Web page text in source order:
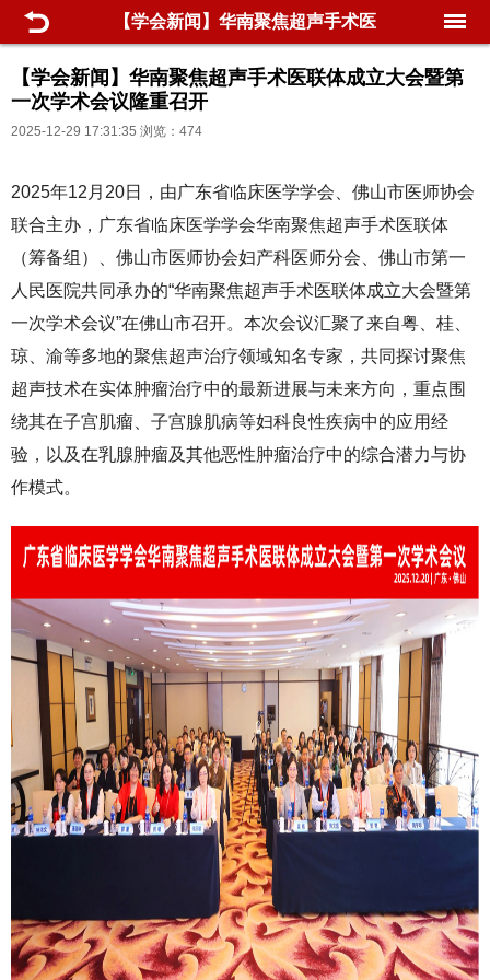
【学会新闻】华南聚焦超声手术医
联体成立大会暨第一次学术会议隆
【学会新闻】华南聚焦超声手术医联体成立大会暨第
一次学术会议隆重召开
2025-12-29 17:31:35 浏览：474
2025年12月20日，由广东省临床医学学会、佛山市医师协会
联合主办，广东省临床医学学会华南聚焦超声手术医联体
（筹备组）、佛山市医师协会妇产科医师分会、佛山市第一
人民医院共同承办的“华南聚焦超声手术医联体成立大会暨第
一次学术会议”在佛山市召开。本次会议汇聚了来自粤、桂、
琼、渝等多地的聚焦超声治疗领域知名专家，共同探讨聚焦
超声技术在实体肿瘤治疗中的最新进展与未来方向，重点围
绕其在子宫肌瘤、子宫腺肌病等妇科良性疾病中的应用经
验，以及在乳腺肿瘤及其他恶性肿瘤治疗中的综合潜力与协
作模式。